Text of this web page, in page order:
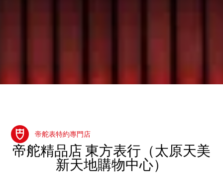
帝舵表特約專門店
‭帝舵精品店 東方表行（太原天美
新天地購物中心）‬